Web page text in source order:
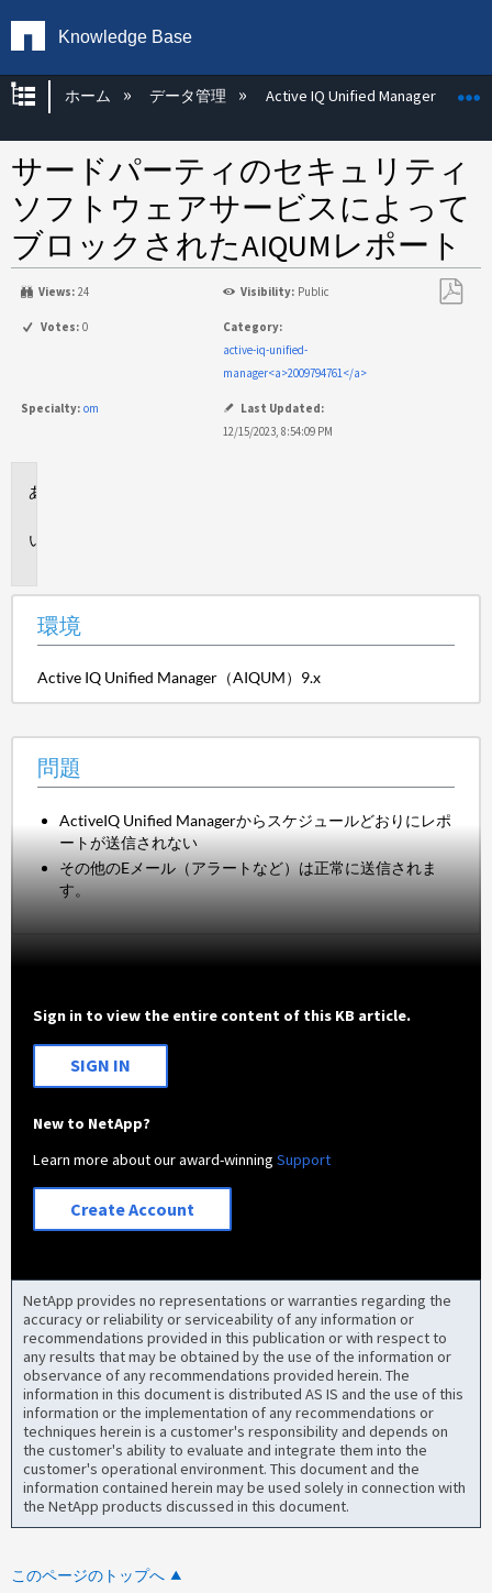
Knowledge Base
グローバル階層を展開/折りたたむ
ホーム データ管理 Active IQ Unified Manager
サードパーティのセキュリティ
ソフトウェアサービスによって
ブロックされたAIQUMレポート
Views: 24 Visibility: Public
Votes: 0
Category:
active-iq-unified-
manager<a>2009794761</a>
Specialty: om
Last Updated:
12/15/2023, 8:54:09 PM
環境
Active IQ Unified Manager（AIQUM）9.x
問題
ActiveIQ Unified Managerからスケジュールどおりにレポ
ートが送信されない
その他のEメール（アラートなど）は正常に送信されま
す。
Sign in to view the entire content of this KB article.
SIGN IN
New to NetApp?
Learn more about our award-winningSupport
Create Account
NetApp provides no representations or warranties regarding the
accuracy or reliability or serviceability of any information or
recommendations provided in this publication or with respect to
any results that may be obtained by the use of the information or
observance of any recommendations provided herein. The
information in this document is distributed AS IS and the use of this
information or the implementation of any recommendations or
techniques herein is a customer's responsibility and depends on
the customer's ability to evaluate and integrate them into the
customer's operational environment. This document and the
information contained herein may be used solely in connection with
the NetApp products discussed in this document.
このページのトップへ